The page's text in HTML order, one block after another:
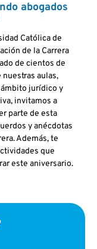
abogados
Católica de
de la Carrera
de cientos de
aulas,
jurídico y
invitamos a
parte de esta
y anécdotas
Además, te
que
este aniversario.